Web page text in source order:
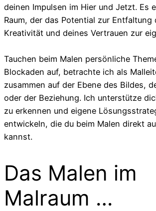
deinen Impulsen im Hier und Jetzt. Es
Raum, der das Potential zur Entfaltung
Kreativität und deines Vertrauen zur
Tauchen beim Malen persönliche
Blockaden auf, betrachte ich als
zusammen auf der Ebene des Bildes,
oder der Beziehung. Ich unterstütze
zu erkennen und eigene
entwickeln, die du beim Malen direkt
kannst.
Das Malen im
Malraum …